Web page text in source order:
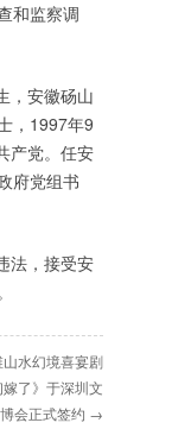
和监察调
，安徽砀山
，1997年9
产党。任安
府党组书
法，接受安
水幻境喜宴剧
了》于深圳文
博会正式签约 →